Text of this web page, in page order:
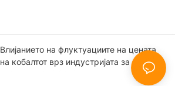
Влијанието на флуктуациите на цената
на кобалтот врз индустријата за магнети
„Алнико“ и алтернативни решенија при